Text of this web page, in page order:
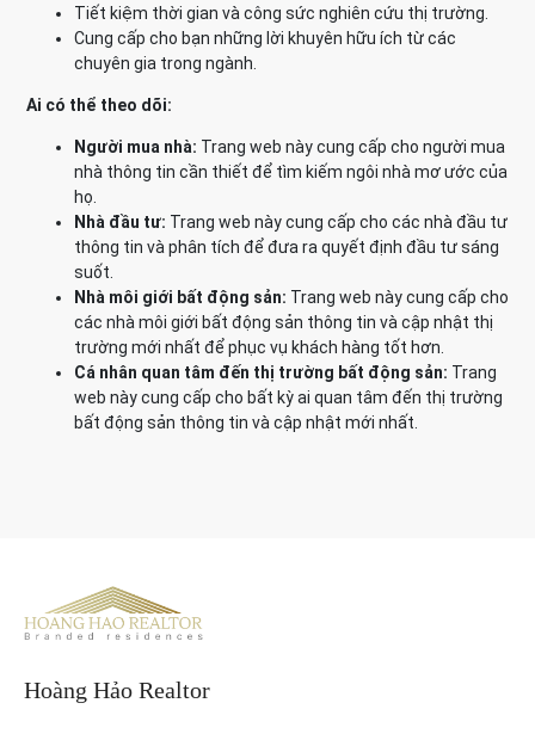
Tiết kiệm thời gian và công sức nghiên cứu thị trường.
Cung cấp cho bạn những lời khuyên hữu ích từ các
chuyên gia trong ngành.
Ai có thể theo dõi:
Người mua nhà: Trang web này cung cấp cho người mua
nhà thông tin cần thiết để tìm kiếm ngôi nhà mơ ước của
họ.
Nhà đầu tư: Trang web này cung cấp cho các nhà đầu tư
thông tin và phân tích để đưa ra quyết định đầu tư sáng
suốt.
Nhà môi giới bất động sản: Trang web này cung cấp cho
các nhà môi giới bất động sản thông tin và cập nhật thị
trường mới nhất để phục vụ khách hàng tốt hơn.
Cá nhân quan tâm đến thị trường bất động sản: Trang
web này cung cấp cho bất kỳ ai quan tâm đến thị trường
bất động sản thông tin và cập nhật mới nhất.
Hoàng Hảo Realtor